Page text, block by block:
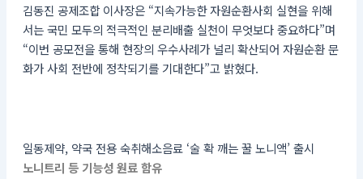
김동진 공제조합 이사장은 “지속가능한 자원순환사회 실현을 위해
서는 국민 모두의 적극적인 분리배출 실천이 무엇보다 중요하다”며
“이번 공모전을 통해 현장의 우수사례가 널리 확산되어 자원순환 문
화가 사회 전반에 정착되기를 기대한다”고 밝혔다.
일동제약, 약국 전용 숙취해소음료 ‘술 확 깨는 꿀 노니액’ 출시
노니트리 등 기능성 원료 함유